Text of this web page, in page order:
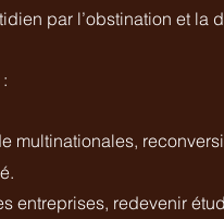
par l’obstination et la
multinationales,
entreprises, redevenir